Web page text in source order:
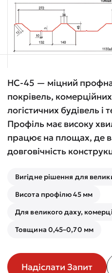
НС-45 — міцний
покрівель,
логістичних будівель і
Профіль має високу
працює на площах, де
довговічність
Вигідне рішення для
Висота профілю 45 мм
Для великого даху,
Товщина 0,45–0,70 мм
Надіслати Запит